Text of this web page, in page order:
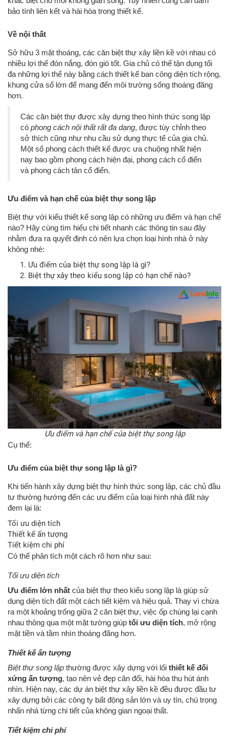
bảo tính liên kết và hài hòa trong thiết kế.
Về nội thất
Sở hữu 3 mặt thoáng, các căn biệt thự xây liền kề với nhau có
nhiều lợi thế đón nắng, đón gió tốt. Gia chủ có thể tận dụng tối
đa những lợi thế này bằng cách thiết kế ban công diện tích rộng,
khung cửa sổ lớn để mang đến môi trường sống thoáng đãng
hơn.
Các căn biệt thự được xây dựng theo hình thức song lập
có phong cách nội thất rất đa dạng, được tùy chỉnh theo
sở thích cũng như nhu cầu sử dụng thực tế của gia chủ.
Một số phong cách thiết kế được ưa chuộng nhất hiện
nay bao gồm phong cách hiện đại, phong cách cổ điển
và phong cách tân cổ điển.
Ưu điểm và hạn chế của biệt thự song lập
Biệt thự với kiểu thiết kế song lập có những ưu điểm và hạn chế
nào? Hãy cùng tìm hiểu chi tiết nhanh các thông tin sau đây
nhằm đưa ra quyết định có nên lựa chọn loại hình nhà ở này
không nhé:
Ưu điểm của biệt thự song lập là gì?
Biệt thự xây theo kiểu song lập có hạn chế nào?
Ưu điểm và hạn chế của biệt thự song lập
Cụ thể:
Ưu điểm của biệt thự song lập là gì?
Khi tiến hành xây dựng biệt thự hình thức song lập, các chủ đầu
tư thường hướng đến các ưu điểm của loại hình nhà đất này
đem lại là:
Tối ưu diện tích
Thiết kế ấn tượng
Tiết kiệm chi phí
Có thể phân tích một cách rõ hơn như sau:
Tối ưu diện tích
Ưu điểm lớn nhất của biệt thự theo kiểu song lập là giúp sử
dụng diện tích đất một cách tiết kiệm và hiệu quả. Thay vì chừa
ra một khoảng trống giữa 2 căn biệt thự, việc ốp chúng lại cạnh
nhau thông qua một mặt tường giúp tối ưu diện tích, mở rộng
mặt tiền và tầm nhìn thoáng đãng hơn.
Thiết kế ấn tượng
Biệt thự song lập thường được xây dựng với lối thiết kế đối
xứng ấn tượng, tạo nên vẻ đẹp cân đối, hài hòa thu hút ánh
nhìn. Hiện nay, các dự án biệt thự xây liền kề đều được đầu tư
xây dựng bởi các công ty bất động sản lớn và uy tín, chú trọng
nhấn nhá từng chi tiết của không gian ngoại thất.
Tiết kiệm chi phí